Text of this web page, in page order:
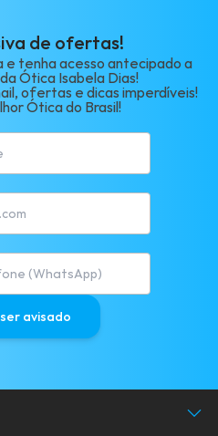
de ofertas!
e tenha acesso antecipado a
Ótica Isabela Dias!
ofertas e dicas imperdíveis!
Ótica do Brasil!
avisado